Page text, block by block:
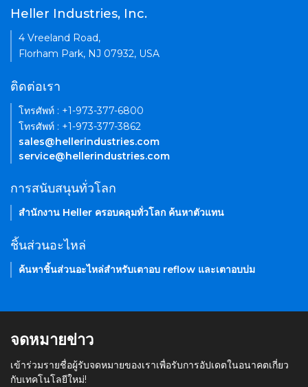
Heller Industries, Inc.
4 Vreeland Road,
Florham Park, NJ 07932, USA
ติดต่อเรา
โทรศัพท์ : +1-973-377-6800
โทรศัพท์ : +1-973-377-3862
sales@hellerindustries.com
service@hellerindustries.com
การสนับสนุนทั่วโลก
สำนักงาน Heller ครอบคลุมทั่วโลก ค้นหาตัวแทน
ชิ้นส่วนอะไหล่
ค้นหาชิ้นส่วนอะไหล่สำหรับเตาอบ reflow และเตาอบบ่ม
จดหมายข่าว
เข้าร่วมรายชื่อผู้รับจดหมายของเราเพื่อรับการอัปเดตในอนาคตเกี่ยว
กับเทคโนโลยีใหม่!